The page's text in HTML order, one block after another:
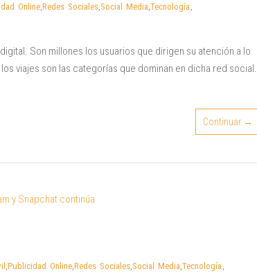
Online,Redes Sociales,Social Media,Tecnología ,
Son millones los usuarios que dirigen su atención a lo
viajes son las categorías que dominan en dicha red social.
Continuar →
,Publicidad Online,Redes Sociales,Social Media,Tecnología ,